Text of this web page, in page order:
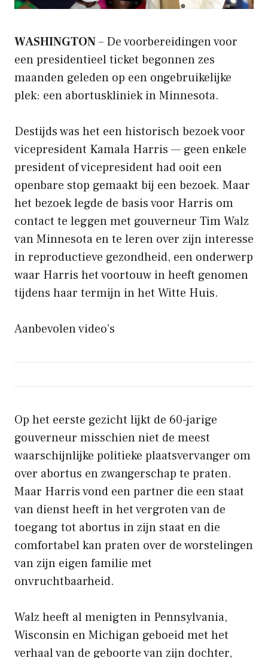
WASHINGTON– De voorbereidingen voor
een presidentieel ticket begonnen zes
maanden geleden op een ongebruikelijke
plek: een abortuskliniek in Minnesota.
Destijds was het een historisch bezoek voor
vicepresident Kamala Harris — geen enkele
president of vicepresident had ooit een
openbare stop gemaakt bij een bezoek. Maar
het bezoek legde de basis voor Harris om
contact te leggen met gouverneur Tim Walz
van Minnesota en te leren over zijn interesse
in reproductieve gezondheid, een onderwerp
waar Harris het voortouw in heeft genomen
tijdens haar termijn in het Witte Huis.
Aanbevolen video’s
Op het eerste gezicht lijkt de 60-jarige
gouverneur misschien niet de meest
waarschijnlijke politieke plaatsvervanger om
over abortus en zwangerschap te praten.
Maar Harris vond een partner die een staat
van dienst heeft in het vergroten van de
toegang tot abortus in zijn staat en die
comfortabel kan praten over de worstelingen
van zijn eigen familie met
onvruchtbaarheid.
Walz heeft al menigten in Pennsylvania,
Wisconsin en Michigan geboeid met het
verhaal van de geboorte van zijn dochter,